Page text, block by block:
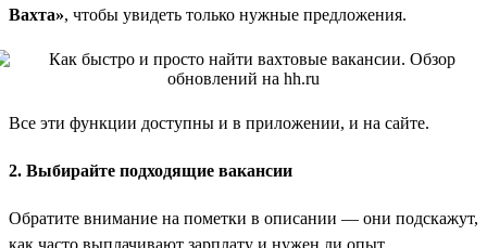
Вахта», чтобы увидеть только нужные предложения.
Все эти функции доступны и в приложении, и на сайте.
2. Выбирайте подходящие вакансии
Обратите внимание на пометки в описании — они подскажут,
как часто выплачивают зарплату и нужен ли опыт.